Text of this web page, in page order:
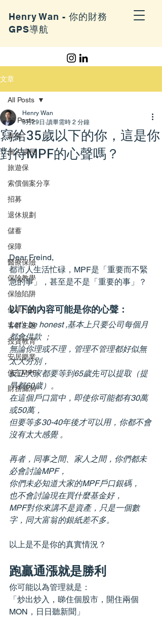
Henry Wan - 你的財務
GPS導航
文章
All Posts
車保
個人成長
旅遊保
索償個案分享
招募
退休規劃
儲蓄
保障
醫療保險
保險教學
保險陷阱
保單行政
客群主題
投資教育
安居樂業
僱主MPF
財務漏洞
All Posts
寫給35歲以下的你，這是你
對待MPF的心聲嗎？
Henry Wan
5月29日 讀畢需時 2 分鐘
Dear Freind,
都市人生活忙碌，MPF是「重要而不緊
急的事」，甚至是不是「重要的事」？
以下的內容可能是你的心聲：
Let’s be honest ,基本上只要公司每個月
都會供款 ；
無論你理或不理，管理不管理都好似無
太大分別，
反正大家都要等到65歲先可以提取（提
早都60歲）。
在這個戶口當中，即使你可能都有30萬
或50萬，
但要等多30-40年後才可以用，你都不會
沒有太大感覺 。
再者，同事之間、家人之間，你們都未
必會討論MPF，
你們未必知道大家的MPF戶口銀碼，
也不會討論現在買什麼基金好，
MPF對你來講不是資產，只是一個數
字，同大富翁的銀紙差不多。
以上是不是你的真實情況？
跑贏通漲就是勝利
你可能以為管理就是：
「炒出炒入，睇住個股市，開住兩個
MON，日日聽新聞」